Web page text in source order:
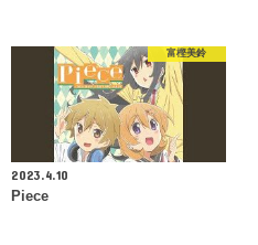
富樫美鈴
2023.4.10
Piece